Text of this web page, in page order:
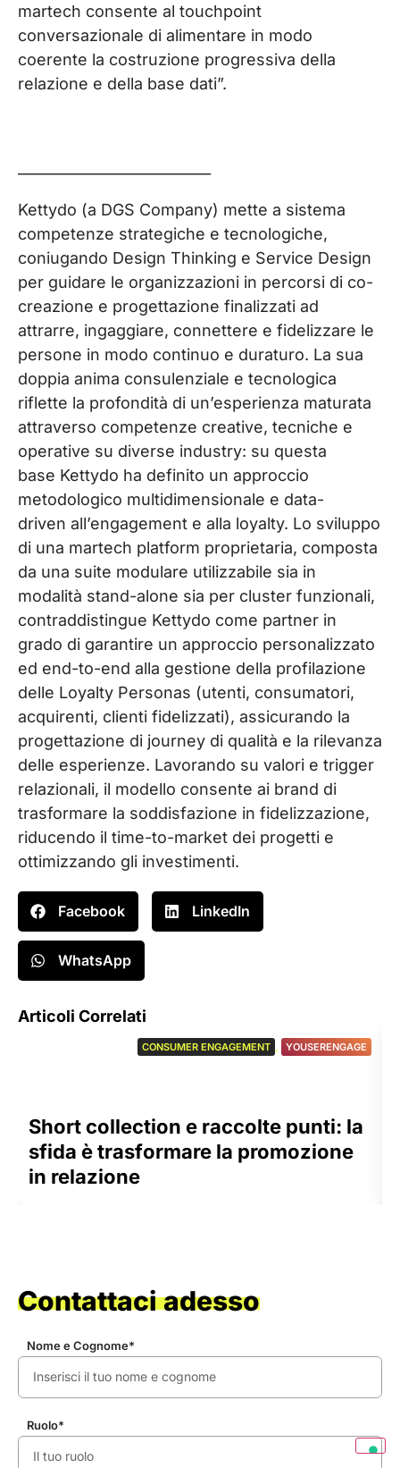
martech consente al touchpoint
conversazionale di alimentare in modo
coerente la costruzione progressiva della
relazione e della base dati”.
Kettydo (a DGS Company) mette a sistema
competenze strategiche e tecnologiche,
coniugando Design Thinking e Service Design
per guidare le organizzazioni in percorsi di co-
creazione e progettazione finalizzati ad
attrarre, ingaggiare, connettere e fidelizzare le
persone in modo continuo e duraturo. La sua
doppia anima consulenziale e tecnologica
riflette la profondità di un’esperienza maturata
attraverso competenze creative, tecniche e
operative su diverse industry: su questa
base Kettydo ha definito un approccio
metodologico multidimensionale e data-
driven all’engagement e alla loyalty. Lo sviluppo
di una martech platform proprietaria, composta
da una suite modulare utilizzabile sia in
modalità stand-alone sia per cluster funzionali,
contraddistingue Kettydo come partner in
grado di garantire un approccio personalizzato
ed end-to-end alla gestione della profilazione
delle Loyalty Personas (utenti, consumatori,
acquirenti, clienti fidelizzati), assicurando la
progettazione di journey di qualità e la rilevanza
delle esperienze. Lavorando su valori e trigger
relazionali, il modello consente ai brand di
trasformare la soddisfazione in fidelizzazione,
riducendo il time-to-market dei progetti e
ottimizzando gli investimenti.
Facebook LinkedIn
WhatsApp
Articoli Correlati
Short collection e raccolte punti: la
sfida è trasformare la promozione
in relazione
CONSUMER ENGAGEMENT , YOUSERENGAGE
Contattaci adesso
Nome e Cognome*
Ruolo*